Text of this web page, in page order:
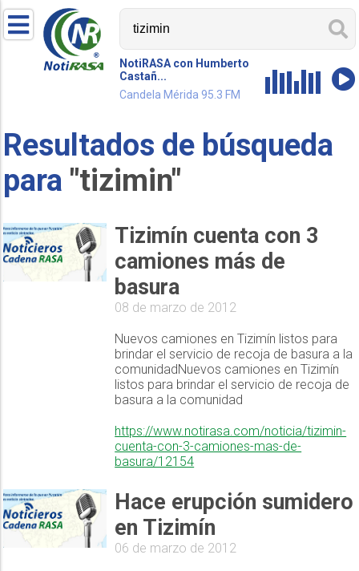
NotiRASA con Humberto
Castañ...
Candela Mérida 95.3 FM
Resultados de búsqueda
para "tizimin"
Tizimín cuenta con 3
camiones más de
basura
08 de marzo de 2012
Nuevos camiones en Tizimín listos para
brindar el servicio de recoja de basura a la
comunidadNuevos camiones en Tizimín
listos para brindar el servicio de recoja de
basura a la comunidad
https://www.notirasa.com/noticia/tizimin-
cuenta-con-3-camiones-mas-de-
basura/12154
Hace erupción sumidero
en Tizimín
06 de marzo de 2012